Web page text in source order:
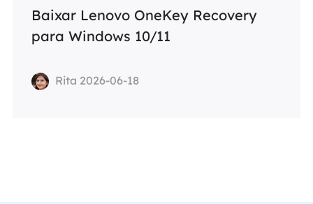
Baixar Lenovo OneKey Recovery
para Windows 10/11
Rita 2026-06-18